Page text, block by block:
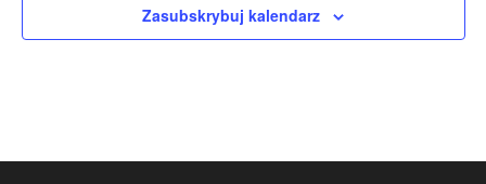
Zasubskrybuj kalendarz